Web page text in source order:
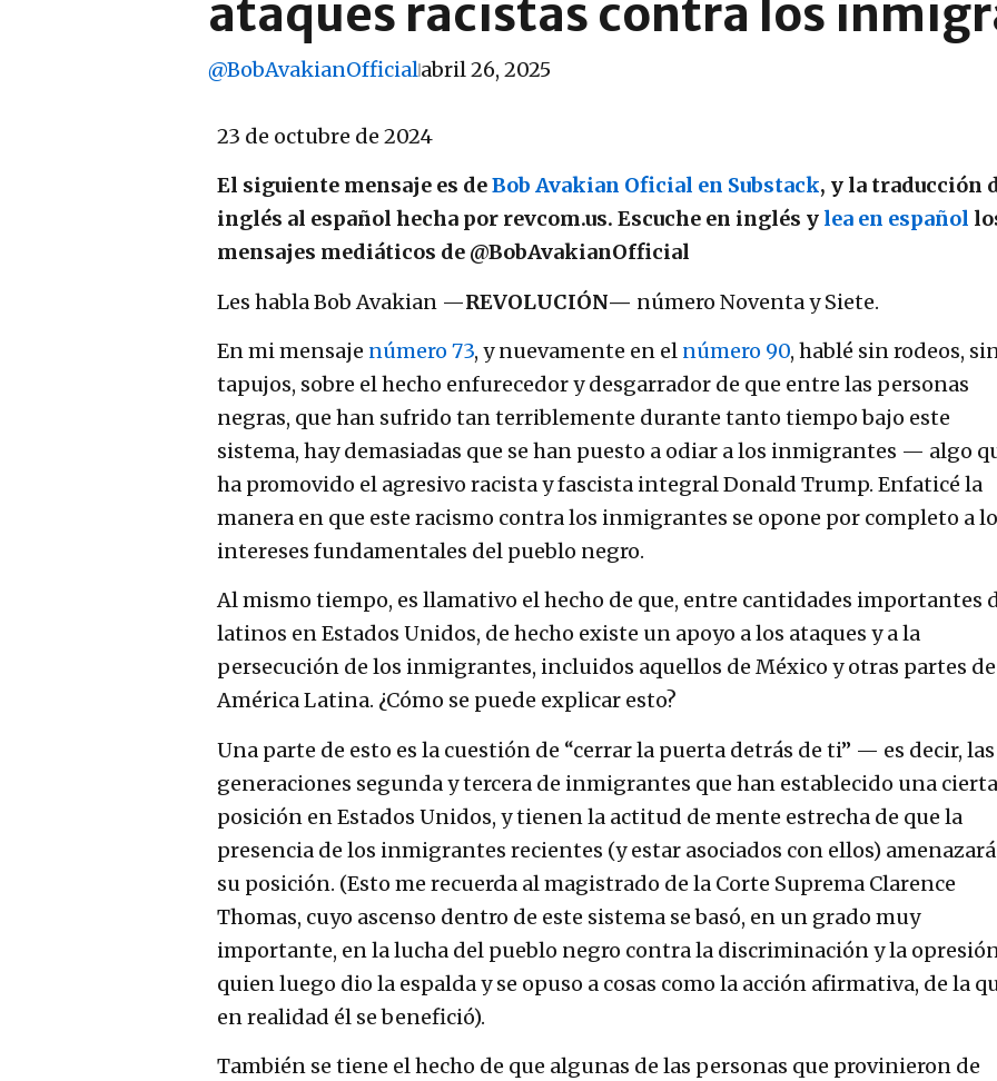
ataques racistas contra los
@BobAvakianOfficialabril 26, 2025
23 de octubre de 2024
El siguiente mensaje es deBob Avakian Oficial en Substack, y la traducción
inglés al español hecha por revcom.us. Escuche en inglés y lea en español
mensajes mediáticos de @BobAvakianOfficial
Les habla Bob Avakian —REVOLUCIÓN— número Noventa y Siete.
En mi mensaje número 73, y nuevamente en el número 90, hablé sin rodeos,
tapujos, sobre el hecho enfurecedor y desgarrador de que entre las personas
negras, que han sufrido tan terriblemente durante tanto tiempo bajo este
sistema, hay demasiadas que se han puesto a odiar a los inmigrantes — algo
ha promovido el agresivo racista y fascista integral Donald Trump. Enfaticé la
manera en que este racismo contra los inmigrantes se opone por completo a
intereses fundamentales del pueblo negro.
Al mismo tiempo, es llamativo el hecho de que, entre cantidades importantes
latinos en Estados Unidos, de hecho existe un apoyo a los ataques y a la
persecución de los inmigrantes, incluidos aquellos de México y otras partes de
América Latina. ¿Cómo se puede explicar esto?
Una parte de esto es la cuestión de “cerrar la puerta detrás de ti” — es decir, las
generaciones segunda y tercera de inmigrantes que han establecido una cierta
posición en Estados Unidos, y tienen la actitud de mente estrecha de que la
presencia de los inmigrantes recientes (y estar asociados con ellos)
su posición. (Esto me recuerda al magistrado de la Corte Suprema Clarence
Thomas, cuyo ascenso dentro de este sistema se basó, en un grado muy
importante, en la lucha del pueblo negro contra la discriminación y la
quien luego dio la espalda y se opuso a cosas como la acción afirmativa, de la
en realidad él se benefició).
También se tiene el hecho de que algunas de las personas que provinieron de